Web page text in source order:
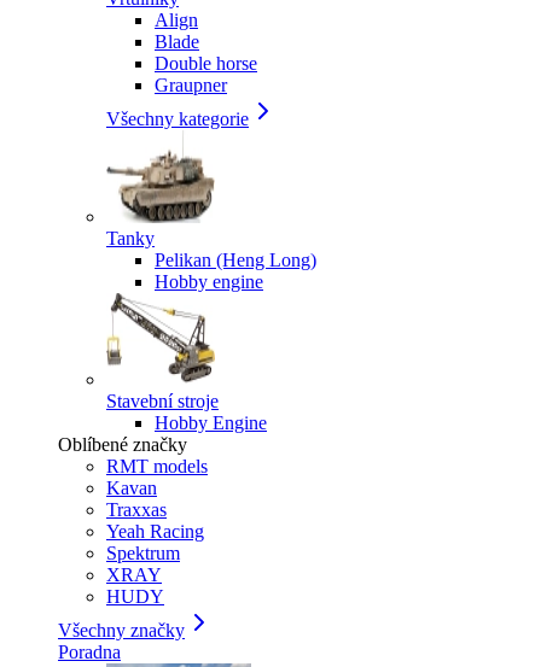
Align
Blade
Double horse
Graupner
Všechny kategorie
Tanky
Pelikan (Heng Long)
Hobby engine
Stavební stroje
Hobby Engine
Oblíbené značky
RMT models
Kavan
Traxxas
Yeah Racing
Spektrum
XRAY
HUDY
Všechny značky
Poradna